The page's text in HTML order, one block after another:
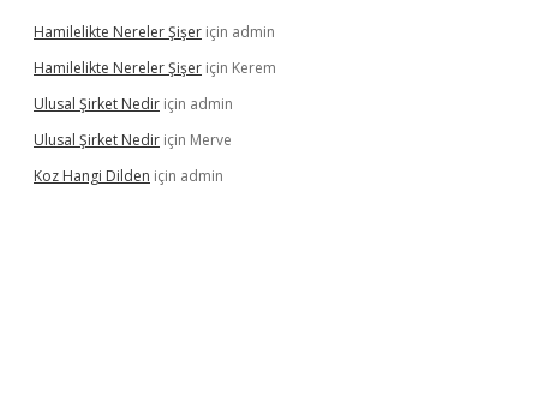
Hamilelikte Nereler Şişer için admin
Hamilelikte Nereler Şişer için Kerem
Ulusal Şirket Nedir için admin
Ulusal Şirket Nedir için Merve
Koz Hangi Dilden için admin